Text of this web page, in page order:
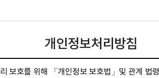
개인정보처리방침
보호를 위해 「개인정보 보호법」및 관계 법